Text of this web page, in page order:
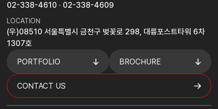
02-338-4610 · 02-338-4609
LOCATION
(우)08510 서울특별시 금천구 벚꽃로 298, 대륭포스트타워 6차
1307호
PORTFOLIO
BROCHURE
CONTACT US